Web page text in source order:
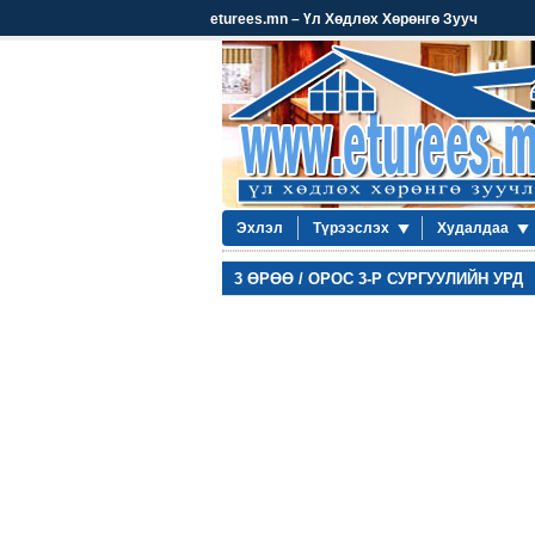
eturees.mn – Үл Хөдлөх Хөрөнгө Зууч
Эхлэл Түрээслэх Худалдаа
3 ӨРӨӨ / ОРОС 3-Р СУРГУУЛИЙН УРД